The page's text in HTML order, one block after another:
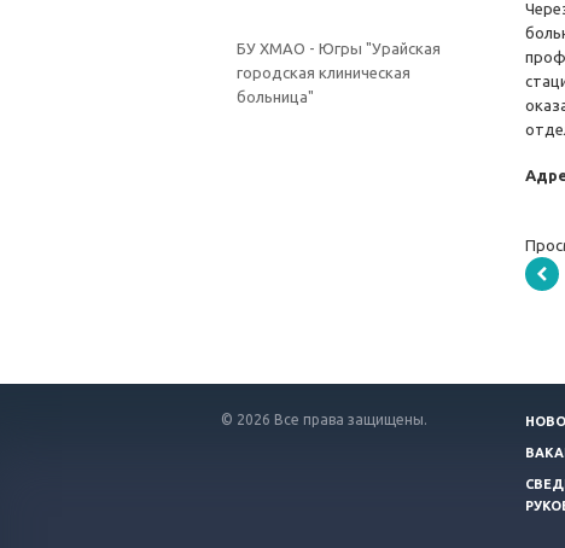
БУ ХМАО - Югры "Урайская
городская клиническая
больница"
© 2026 Все права защищены.